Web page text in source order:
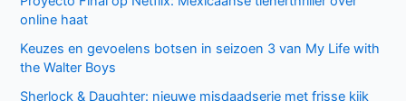
online haat
Keuzes en gevoelens botsen in seizoen 3 van My Life with
the Walter Boys
Sherlock & Daughter: nieuwe misdaadserie met frisse kijk